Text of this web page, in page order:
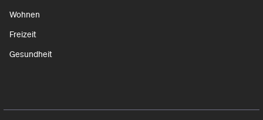
Wohnen
Freizeit
Gesundheit